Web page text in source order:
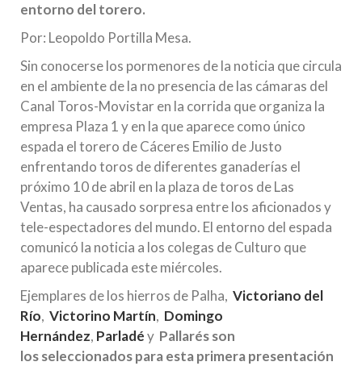
entorno del torero.
Por: Leopoldo Portilla Mesa.
Sin conocerse los pormenores de la noticia que circula
en el ambiente de la no presencia de las cámaras del
Canal Toros-Movistar en la corrida que organiza la
empresa Plaza 1 y en la que aparece como único
espada el torero de Cáceres Emilio de Justo
enfrentando toros de diferentes ganaderías el
próximo 10 de abril en la plaza de toros de Las
Ventas, ha causado sorpresa entre los aficionados y
tele-espectadores del mundo. El entorno del espada
comunicó la noticia a los colegas de Culturo que
aparece publicada este miércoles.
Ejemplares de los hierros de Palha, Victoriano del
Río, Victorino Martín, Domingo
Hernández, Parladéy Pallarés son
losseleccionados para esta primera presentación